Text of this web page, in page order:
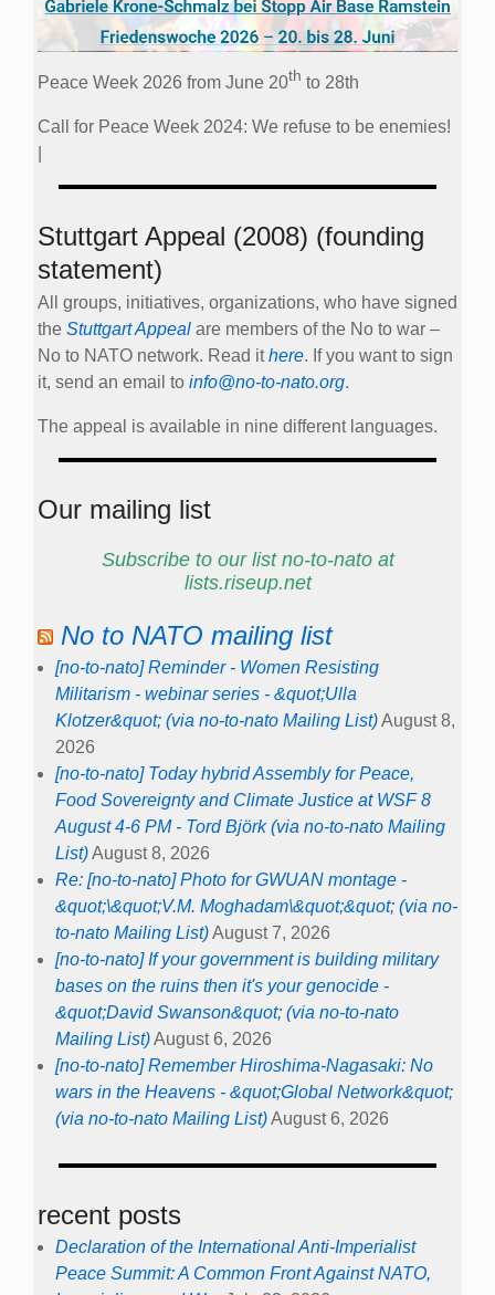
Peace Week 2026 from June 20th to 28th
Call for Peace Week 2024: We refuse to be enemies!
Stuttgart Appeal (2008) (founding
statement)
All groups, initiatives, organizations, who have signed
the Stuttgart Appeal are members of the No to war –
No to NATO network. Read ithere. If you want to sign
it, send an email to info@no-to-nato.org.
The appeal is available in nine different languages.
Our mailing list
Subscribe to our list no-to-nato at
lists.riseup.net
No to NATO mailing list
[no-to-nato] Reminder - Women Resisting
Militarism - webinar series - &quot;Ulla
Klotzer&quot; (via no-to-nato Mailing List)August 8,
2026
[no-to-nato] Today hybrid Assembly for Peace,
Food Sovereignty and Climate Justice at WSF 8
August 4-6 PM - Tord Björk (via no-to-nato Mailing
List)August 8, 2026
Re: [no-to-nato] Photo for GWUAN montage -
&quot;\&quot;V.M. Moghadam\&quot;&quot; (via no-
to-nato Mailing List)August 7, 2026
[no-to-nato] If your government is building military
bases on the ruins then it's your genocide -
&quot;David Swanson&quot; (via no-to-nato
Mailing List)August 6, 2026
[no-to-nato] Remember Hiroshima-Nagasaki: No
wars in the Heavens - &quot;Global Network&quot;
(via no-to-nato Mailing List)August 6, 2026
recent posts
Declaration of the International Anti-Imperialist
Peace Summit: A Common Front Against NATO,